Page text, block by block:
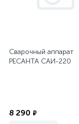
Сварочный аппарат
РЕСАНТА САИ-220
8 290 ₽